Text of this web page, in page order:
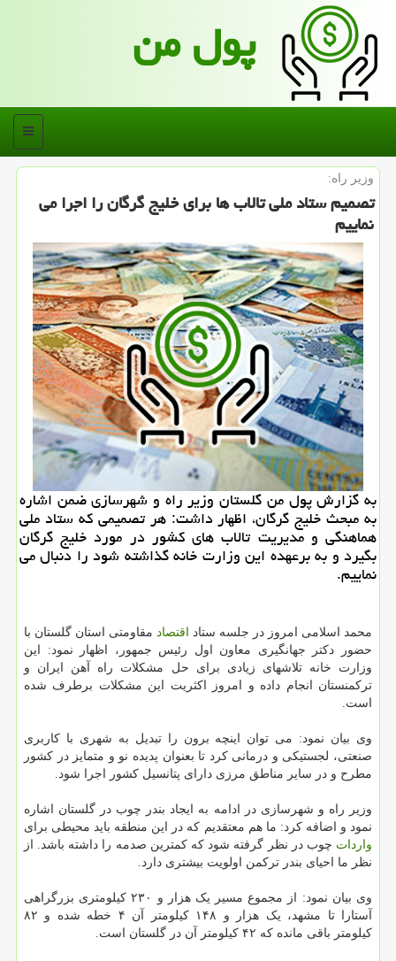
پول من
منو
وزیر راه:
تصمیم ستاد ملی تالاب ها برای خلیج گرگان را اجرا می
نماییم
به گزارش پول من گلستان وزیر راه و شهرسازی ضمن اشاره
به مبحث خلیج گرگان، اظهار داشت: هر تصمیمی که ستاد ملی
هماهنگی و مدیریت تالاب های کشور در مورد خلیج گرگان
بگیرد و به برعهده این وزارت خانه گذاشته شود را دنبال می
نماییم.
محمد اسلامی امروز در جلسه ستاد اقتصاد مقاومتی استان گلستان با
حضور دکتر جهانگیری معاون اول رئیس جمهور، اظهار نمود: این
وزارت خانه تلاشهای زیادی برای حل مشکلات راه آهن ایران و
ترکمنستان انجام داده و امروز اکثریت این مشکلات برطرف شده
است.
وی بیان نمود: می توان اینچه برون را تبدیل به شهری با کاربری
صنعتی، لجستیکی و درمانی کرد تا بعنوان پدیده نو و متمایز در کشور
مطرح و در سایر مناطق مرزی دارای پتانسیل کشور اجرا شود.
وزیر راه و شهرسازی در ادامه به ایجاد بندر چوب در گلستان اشاره
نمود و اضافه کرد: ما هم معتقدیم که در این منطقه باید محیطی برای
واردات چوب در نظر گرفته شود که کمترین صدمه را داشته باشد. از
نظر ما احیای بندر ترکمن اولویت بیشتری دارد.
وی بیان نمود: از مجموع مسیر یک هزار و ۲۳۰ کیلومتری بزرگراهی
آستارا تا مشهد، یک هزار و ۱۴۸ کیلومتر آن ۴ خطه شده و ۸۲
کیلومتر باقی مانده که ۴۲ کیلومتر آن در گلستان است.